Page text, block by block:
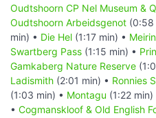
Oudtshoorn CP Nel Museum &
Oudtshoorn Arbeidsgenot (0:58
min) • Die Hel (1:17 min) •
Swartberg Pass (1:15 min) •
Gamkaberg Nature Reserve
Ladismith (2:01 min) • Ronnies
(1:03 min) • Montagu (1:22 min)
• Cogmanskloof & Old English